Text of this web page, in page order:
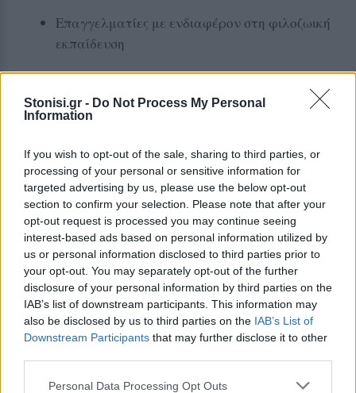
Stonisi.gr - Do Not Process My Personal
Information
If you wish to opt-out of the sale, sharing to third parties, or
processing of your personal or sensitive information for
targeted advertising by us, please use the below opt-out
section to confirm your selection. Please note that after your
opt-out request is processed you may continue seeing
interest-based ads based on personal information utilized by
us or personal information disclosed to third parties prior to
your opt-out. You may separately opt-out of the further
disclosure of your personal information by third parties on the
IAB’s list of downstream participants. This information may
also be disclosed by us to third parties on the IAB’s List of
Downstream Participants that may further disclose it to other
Personal Data Processing Opt Outs
Επαγγελματίες με ενδιαφέρον στη φιλοζωική
εκπαίδευση
Η συμμετοχή είναι ανοιχτή και όσοι επιθυμούν να
λάβουν μέρος μπορούν να δηλώσουν συμμετοχή
σκανάροντας τον QR κωδικό που περιλαμβάνεται
Μια πρωτοβουλία με ιδιαίτερη σημασία για την
ανάπτυξη της ενσυναίσθησης, της υπευθυνότητας
και της ανθρωπιάς μέσα από την επαφή με τα ζώα
και την παιδαγωγική αξιοποίηση αυτής της σχέσης.
Δείτε περισσότερα άρθρα μας στα αποτελέσματα
Add stonisi.gr on Google ↗